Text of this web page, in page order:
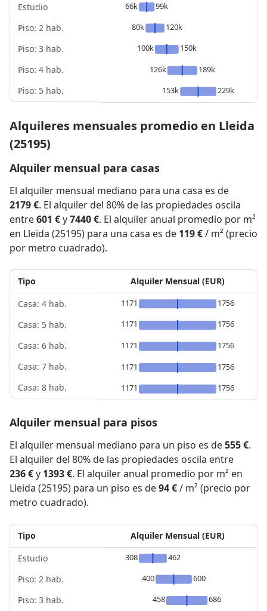
Estudio
Piso: 2 hab.
Piso: 3 hab.
Piso: 4 hab.
Piso: 5 hab.
66k
99k
80k
120k
100k
150k
126k
189k
153k
229k
Alquileres mensuales promedio en Lleida
(25195)
Alquiler mensual para casas
El alquiler mensual mediano para una casa es de
2179 €. El alquiler del 80% de las propiedades oscila
entre601 €y7440 €. El alquiler anual promedio por m²
en Lleida (25195) para una casa es de 119 €/ m² (precio
por metro cuadrado).
Tipo
Casa: 4 hab.
Casa: 5 hab.
Casa: 6 hab.
Casa: 7 hab.
Casa: 8 hab.
Alquiler Mensual (EUR)
1171
1756
1171
1756
1171
1756
1171
1756
1171
1756
Alquiler mensual para pisos
El alquiler mensual mediano para un piso es de555 €.
El alquiler del 80% de las propiedades oscila entre
236 €y 1393 €. El alquiler anual promedio por m² en
Lleida (25195) para un piso es de94 €/ m² (precio por
metro cuadrado).
Tipo
Estudio
Piso: 2 hab.
Piso: 3 hab.
Alquiler Mensual (EUR)
308
462
400
600
458
686